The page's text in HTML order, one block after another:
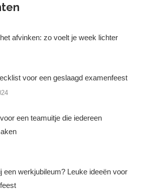
afvinken: zo voelt je week lichter
voor een geslaagd examenfeest
een teamuitje die iedereen
een werkjubileum? Leuke ideeën voor